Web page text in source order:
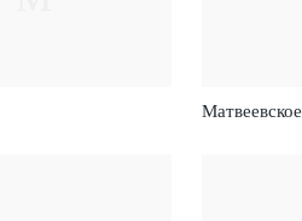
Матвеевское